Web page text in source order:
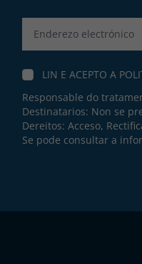
LIN E ACEPTO A
Responsable do
Destinatarios: Non se
Dereitos: Acceso,
Se pode consultar a